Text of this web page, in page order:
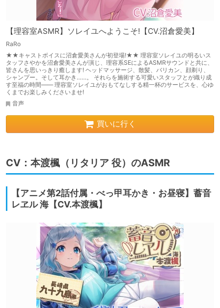
【理容室ASMR】ソレイユへようこそ!【CV.沼倉愛美】
RaRo
★★キャストボイスに沼倉愛美さんが初登場!★★ 理容室ソレイユの明るいス
タッフさやかを沼倉愛美さんが演じ、理容系SEによるASMRサウンドと共に、
皆さんを思いっきり癒します! ヘッドマッサージ、散髪、バリカン、顔剃り、
シャンプー。そして耳かき……。 それらを施術する可愛いスタッフとが織り成
す至福の時間―― 理容室ソレイユがおもてなしする精一杯のサービスを、心ゆ
くまでお楽しみくださいませ!
音声
買いに行く
CV：本渡楓（リタリア 役）のASMR
【アニメ第2話付属・べっ甲耳かき・お昼寝】蓄音
レヱル 海【CV.本渡楓】